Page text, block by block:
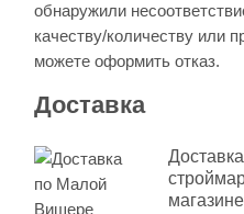
обнаружили
качеству/количеству или
можете оформить отказ.
Доставка